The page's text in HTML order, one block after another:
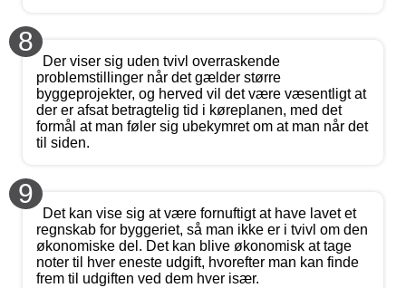
8
Der viser sig uden tvivl overraskende
problemstillinger når det gælder større
byggeprojekter, og herved vil det være væsentligt at
der er afsat betragtelig tid i køreplanen, med det
formål at man føler sig ubekymret om at man når det
til siden.
9
Det kan vise sig at være fornuftigt at have lavet et
regnskab for byggeriet, så man ikke er i tvivl om den
økonomiske del. Det kan blive økonomisk at tage
noter til hver eneste udgift, hvorefter man kan finde
frem til udgiften ved dem hver især.